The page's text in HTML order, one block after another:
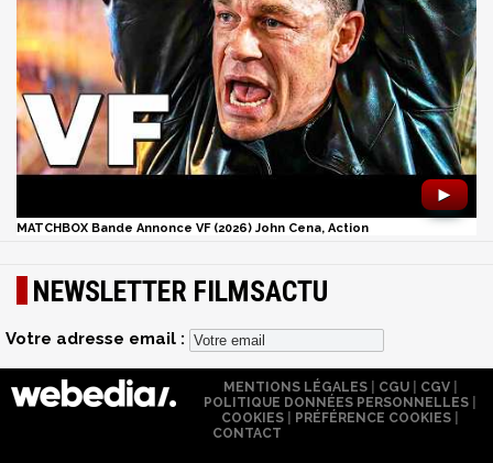
►
MATCHBOX Bande Annonce VF (2026) John Cena, Action
NEWSLETTER FILMSACTU
Votre adresse email :
MENTIONS LÉGALES| CGU| CGV|
POLITIQUE DONNÉES PERSONNELLES
COOKIES
PRÉFÉRENCE COOKIES
CONTACT